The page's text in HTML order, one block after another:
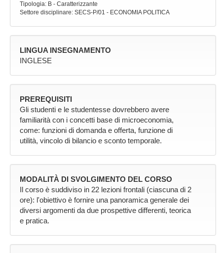
Tipologia: B - Caratterizzante
Settore disciplinare: SECS-P/01 - ECONOMIA POLITICA
LINGUA INSEGNAMENTO
INGLESE
PREREQUISITI
Gli studenti e le studentesse dovrebbero avere
familiarità con i concetti base di microeconomia,
come: funzioni di domanda e offerta, funzione di
utilità, vincolo di bilancio e sconto temporale.
MODALITÀ DI SVOLGIMENTO DEL CORSO
Il corso è suddiviso in 22 lezioni frontali (ciascuna di 2
ore): l'obiettivo è fornire una panoramica generale dei
diversi argomenti da due prospettive differenti, teorica
e pratica.